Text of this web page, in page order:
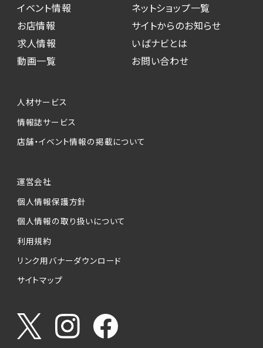
・本サービスを通じて求人広告に応募した際の
選考に関する連絡
・本サービスを通じて店舗への来店予約を登録
した際の内容確認、返答
本サービスが収集する個人情報は、ご本人の意
ービスの実施にあたりそれぞれ必要となる項目
を入力いただかない場合は、各々のサービスを
個人情報の第三者への提供について
当社は、以下の提供先に対して個人情報を提供
します。
(1)お客様が求人応募フォームより個人情報を
送信した事業主（広告主）への提供
お客様が求職活動・応募等を行った企業による
うやりとり・情報提供（採否・合否の検討を含み
ます）
イベント情報
お店情報
求人情報
動画一覧
ネットショップ一覧
サイトからのお知らせ
いばナビとは
お問い合わせ
人材サービス
情報誌サービス
店舗・イベント情報の掲載について
運営会社
個人情報保護方針
個人情報の取り扱いについて
利用規約
リンク用バナーダウンロード
サイトマップ